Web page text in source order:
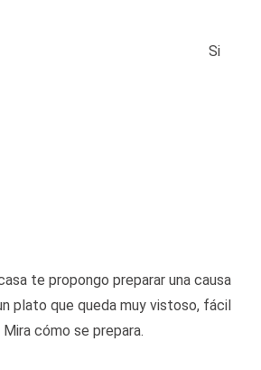
Si
te propongo preparar una causa
plato que queda muy vistoso, fácil
cómo se prepara.